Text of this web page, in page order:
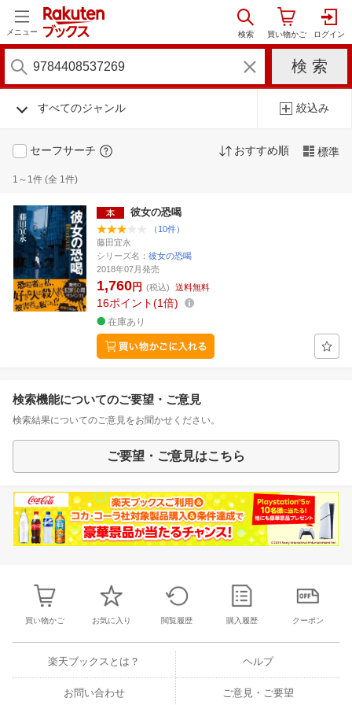
メニュー
すべてのジャンル 絞込み
セーフサーチ おすすめ順 標準
1～1件 (全 1件)
彼女の恐喝
（10件）
藤田宜永
シリーズ名： 彼女の恐喝
2018年07月発売
1,760円 (税込) 送料無料
16ポイント 1倍
在庫あり
検索機能についてのご要望・ご意見
検索結果についてのご意見をお聞かせください。
ご要望・ご意見はこちら
買い物かご お気に入り 閲覧履歴 購入履歴 クーポン
楽天ブックスとは？ ヘルプ
お問い合わせ ご意見・ご要望